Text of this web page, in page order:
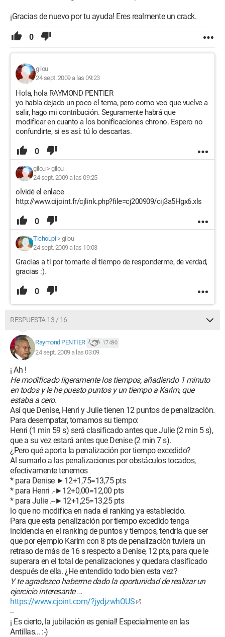
¡Gracias de nuevo por tu ayuda! Eres realmente un crack.
0
gilou
24 sept. 2009 a las 09:23
Hola, hola RAYMOND PENTIER
yo había dejado un poco el tema, pero como veo que vuelve a
salir, hago mi contribución. Seguramente habrá que
modificar en cuanto a los bonificaciones chrono. Espero no
confundirte, si es así: tú lo descartas.
0
gilou> gilou
24 sept. 2009 a las 09:25
olvidé el enlace
http://www.cijoint.fr/cjlink.php?file=cj200909/cij3a5Hgx6.xls
0
Tichoupi> gilou
24 sept. 2009 a las 10:03
Gracias a ti por tomarte el tiempo de responderme, de verdad,
gracias :).
0
RESPUESTA 13 / 16
Raymond PENTIER 17 490
24 sept. 2009 a las 03:09
¡ Ah !
He modificado ligeramente los tiempos, añadiendo 1 minuto
en todos y le he puesto puntos y un tiempo a Karim, que
estaba a cero.
Así que Denise, Henri y Julie tienen 12 puntos de penalización.
Para desempatar, tomamos su tiempo:
Henri (1 min 59 s) será clasificado antes que Julie (2 min 5 s),
que a su vez estará antes que Denise (2 min 7 s).
¿Pero qué aporta la penalización por tiempo excedido?
Al sumarlo a las penalizaciones por obstáculos tocados,
efectivamente tenemos
* para Denise ►12+1,75=13,75 pts
* para Henri .-►12+0,00=12,00 pts
* para Julie .--►12+1,25=13,25 pts
lo que no modifica en nada el ranking ya establecido.
Para que esta penalización por tiempo excedido tenga
incidencia en el ranking de puntos y tiempos, tendría que ser
que por ejemplo Karim con 8 pts de penalización tuviera un
retraso de más de 16 s respecto a Denise, 12 pts, para que le
superara en el total de penalizaciones y quedara clasificado
después de ella. ¿He entendido todo bien esta vez?
Y te agradezco haberme dado la oportunidad de realizar un
ejercicio interesante ...
https://www.cjoint.com/?jydjzwhOUS
--
¡ Es cierto, la jubilación es genial! Especialmente en las
Antillas... :-)